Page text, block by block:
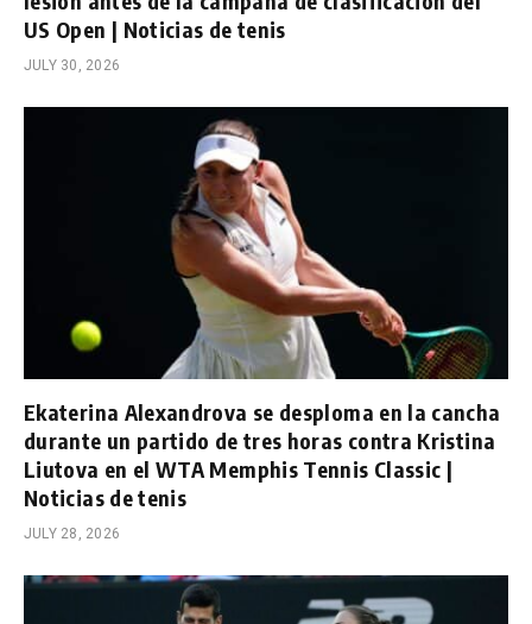
US Open | Noticias de tenis
JULY 30, 2026
Ekaterina Alexandrova se desploma en la cancha
durante un partido de tres horas contra Kristina
Liutova en el WTA Memphis Tennis Classic |
Noticias de tenis
JULY 28, 2026